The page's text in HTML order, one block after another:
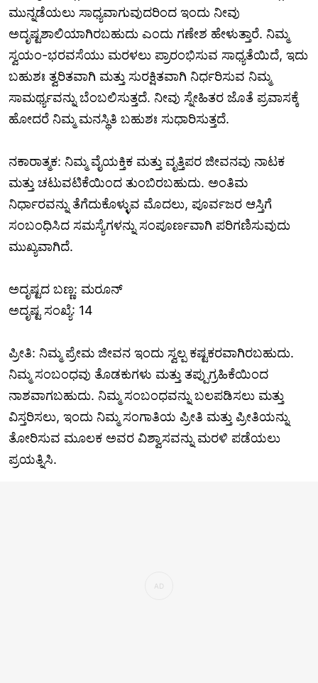
ಮುನ್ನಡೆಯಲು ಸಾಧ್ಯವಾಗುವುದರಿಂದ ಇಂದು ನೀವು
ಅದೃಷ್ಟಶಾಲಿಯಾಗಿರಬಹುದು ಎಂದು ಗಣೇಶ ಹೇಳುತ್ತಾರೆ. ನಿಮ್ಮ
ಸ್ವಯಂ-ಭರವಸೆಯು ಮರಳಲು ಪ್ರಾರಂಭಿಸುವ ಸಾಧ್ಯತೆಯಿದೆ, ಇದು
ಬಹುಶಃ ತ್ವರಿತವಾಗಿ ಮತ್ತು ಸುರಕ್ಷಿತವಾಗಿ ನಿರ್ಧರಿಸುವ ನಿಮ್ಮ
ಸಾಮರ್ಥ್ಯವನ್ನು ಬೆಂಬಲಿಸುತ್ತದೆ. ನೀವು ಸ್ನೇಹಿತರ ಜೊತೆ ಪ್ರವಾಸಕ್ಕೆ
ಹೋದರೆ ನಿಮ್ಮ ಮನಸ್ಥಿತಿ ಬಹುಶಃ ಸುಧಾರಿಸುತ್ತದೆ.
ನಕಾರಾತ್ಮಕ: ನಿಮ್ಮ ವೈಯಕ್ತಿಕ ಮತ್ತು ವೃತ್ತಿಪರ ಜೀವನವು ನಾಟಕ
ಮತ್ತು ಚಟುವಟಿಕೆಯಿಂದ ತುಂಬಿರಬಹುದು. ಅಂತಿಮ
ನಿರ್ಧಾರವನ್ನು ತೆಗೆದುಕೊಳ್ಳುವ ಮೊದಲು, ಪೂರ್ವಜರ ಆಸ್ತಿಗೆ
ಸಂಬಂಧಿಸಿದ ಸಮಸ್ಯೆಗಳನ್ನು ಸಂಪೂರ್ಣವಾಗಿ ಪರಿಗಣಿಸುವುದು
ಮುಖ್ಯವಾಗಿದೆ.
ಅದೃಷ್ಟದ ಬಣ್ಣ: ಮರೂನ್
ಅದೃಷ್ಟ ಸಂಖ್ಯೆ: 14
ಪ್ರೀತಿ: ನಿಮ್ಮ ಪ್ರೇಮ ಜೀವನ ಇಂದು ಸ್ವಲ್ಪ ಕಷ್ಟಕರವಾಗಿರಬಹುದು.
ನಿಮ್ಮ ಸಂಬಂಧವು ತೊಡಕುಗಳು ಮತ್ತು ತಪ್ಪುಗ್ರಹಿಕೆಯಿಂದ
ನಾಶವಾಗಬಹುದು. ನಿಮ್ಮ ಸಂಬಂಧವನ್ನು ಬಲಪಡಿಸಲು ಮತ್ತು
ವಿಸ್ತರಿಸಲು, ಇಂದು ನಿಮ್ಮ ಸಂಗಾತಿಯ ಪ್ರೀತಿ ಮತ್ತು ಪ್ರೀತಿಯನ್ನು
ತೋರಿಸುವ ಮೂಲಕ ಅವರ ವಿಶ್ವಾಸವನ್ನು ಮರಳಿ ಪಡೆಯಲು
ಪ್ರಯತ್ನಿಸಿ.